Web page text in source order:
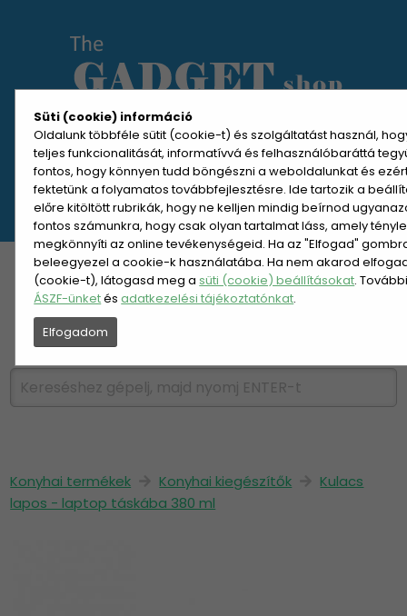
Süti (cookie) információ
Oldalunk többféle sütit (cookie-t) és szolgáltatást használ,
teljes funkcionalitását, informatívvá és felhasználóbaráttá
fontos, hogy könnyen tudd böngészni a weboldalunkat és
fektetünk a folyamatos továbbfejlesztésre. Ide tartozik a
előre kitöltött rubrikák, hogy ne kelljen mindig beírnod
fontos számunkra, hogy csak olyan tartalmat láss, amely
megkönnyíti az online tevékenységeid. Ha az "Elfogad"
beleegyezel a cookie-k használatába. Ha nem akarod
(cookie-t), látogasd meg asüti (cookie) beállításokat.
ÁSZF-ünketésadatkezelési tájékoztatónkat.
Elfogadom
MENÜ MEGNYITÁSA
REGISZTRÁCIÓ BELÉPÉS
KATEGÓRIÁK HETI AJÁNLAT
ÚJDONSÁGOK NÉPSZERŰ
Konyhai termékek Konyhai kiegészítők
Kulacs
lapos - laptop táskába 380 ml